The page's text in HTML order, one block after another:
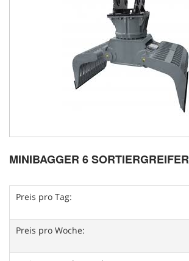
MINIBAGGER 6 SORTIERGREIFER
Preis pro Tag:
Preis pro Woche: